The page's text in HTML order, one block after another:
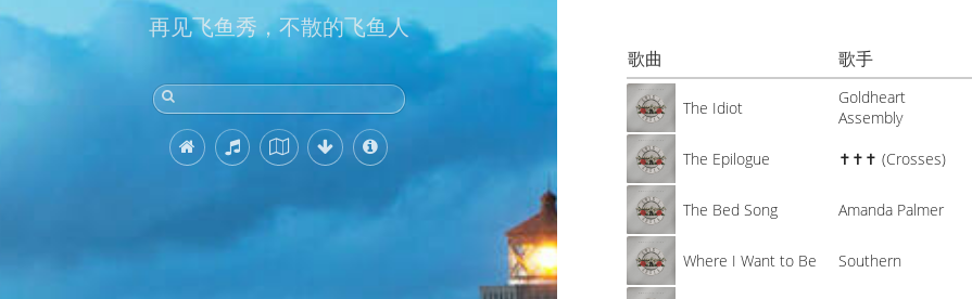
再见飞鱼秀，不散的飞鱼人
歌曲 歌手
The Idiot
Goldheart
Assembly
The Epilogue ✝✝✝ (Crosses)
The Bed Song Amanda Palmer
Where I Want to Be Southern